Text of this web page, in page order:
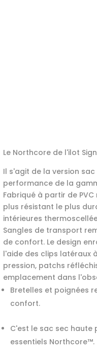
Le Northcore de l'ilot
Il s'agit de la version
performance de la
Fabriqué à partir de
plus résistant le plus
intérieures
Sangles de transport
de confort. Le design
l'aide des clips latéraux
pression, patchs
emplacement dans
Bretelles et poignées
confort.
C'est le sac sec
essentiels Northcore™.